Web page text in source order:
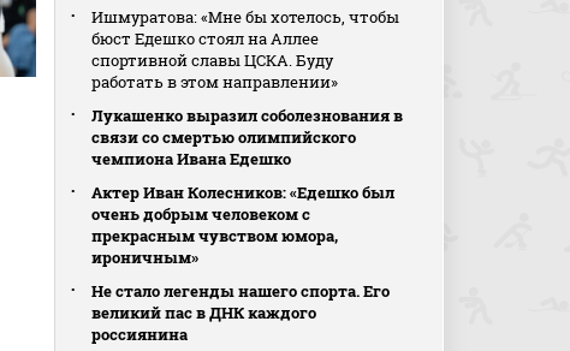
Ишмуратова: «Мне бы хотелось, чтобы
бюст Едешко стоял на Аллее
спортивной славы ЦСКА. Буду
работать в этом направлении»
Лукашенко выразил соболезнования в
связи со смертью олимпийского
чемпиона Ивана Едешко
Актер Иван Колесников: «Едешко был
очень добрым человеком с
прекрасным чувством юмора,
ироничным»
Не стало легенды нашего спорта. Его
великий пас в ДНК каждого
россиянина